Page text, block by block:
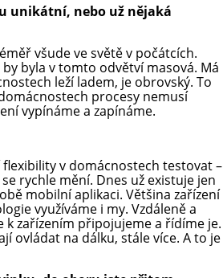
unikátní, nebo už nějaká
všude ve světě v počátcích.
byla v tomto odvětví masová. Má
leží ladem, je obrovský. To
procesy nemusí
vypínáme a zapínáme.
v domácnostech testovat –
rychle mění. Dnes už existuje jen
mobilní aplikaci. Většina zařízení
využíváme i my. Vzdáleně a
k zařízením připojujeme a řídíme je.
ovládat na dálku, stále více. A to je